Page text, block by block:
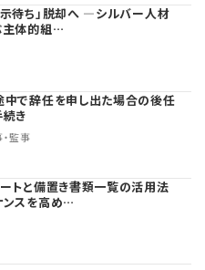
のnote
処方箋
一問一答
めの人事戦略
想定される指摘事項
タビュー
相談室
待ち」脱却へ ―シルバー人材
主体的組…
で辞任を申し出た場合の後任
き
監事
トと備置き書類一覧の活用法
スを高め…